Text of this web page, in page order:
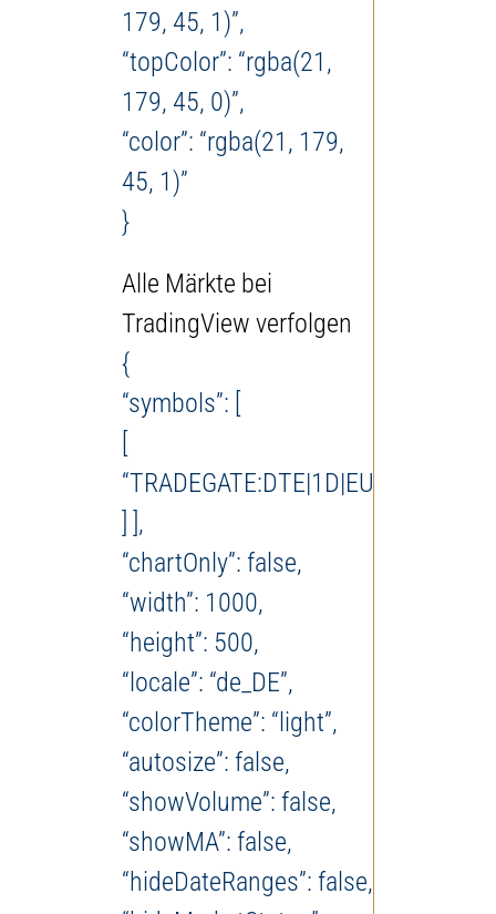
179, 45, 1)”,
“topColor”: “rgba(21,
179, 45, 0)”,
“color”: “rgba(21, 179,
45, 1)”
}
Alle Märkte bei
TradingView verfolgen
{
“symbols”: [
“TRADEGATE:DTE|1D|EUR”
] ],
“chartOnly”: false,
“width”: 1000,
“height”: 500,
“locale”: “de_DE”,
“colorTheme”: “light”,
“autosize”: false,
“showVolume”: false,
“showMA”: false,
“hideDateRanges”: false,